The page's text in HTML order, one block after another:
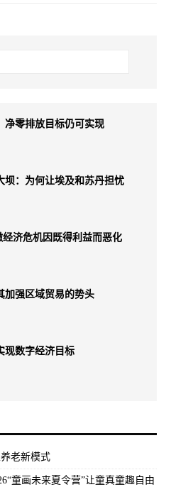
净零排放目标仍可实现
坝：为何让埃及和苏丹担忧
济危机因既得利益而恶化
加强区域贸易的势头
现数字经济目标
老新模式
童画未来夏令营”让童真童趣自由